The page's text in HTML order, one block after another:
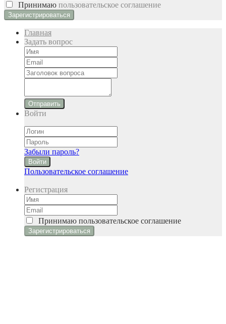
Принимаю пользовательское соглашение
Главная
Задать вопрос
Отправить
Войти
Забыли пароль?
Войти
Пользовательское соглашение
Регистрация
Принимаю пользовательское соглашение